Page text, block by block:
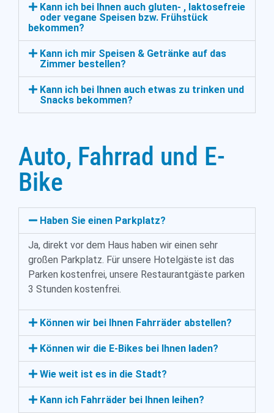
Kann ich bei Ihnen auch gluten- , laktosefreie
oder vegane Speisen bzw. Frühstück
bekommen?
Kann ich mir Speisen & Getränke auf das
Zimmer bestellen?
Kann ich bei Ihnen auch etwas zu trinken und
Snacks bekommen?
Auto, Fahrrad und E-
Bike
Haben Sie einen Parkplatz?
Ja, direkt vor dem Haus haben wir einen sehr
großen Parkplatz. Für unsere Hotelgäste ist das
Parken kostenfrei, unsere Restaurantgäste parken
3 Stunden kostenfrei.
Können wir bei Ihnen Fahrräder abstellen?
Können wir die E-Bikes bei Ihnen laden?
Wie weit ist es in die Stadt?
Kann ich Fahrräder bei Ihnen leihen?